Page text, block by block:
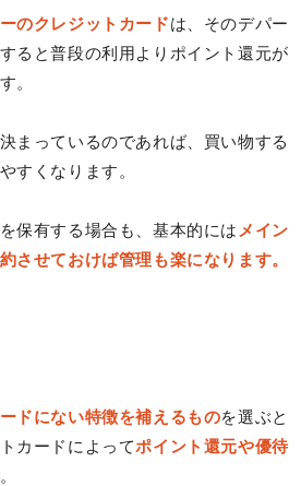
のクレジットカードは、そのデパー
ると普段の利用よりポイント還元が
。
まっているのであれば、買い物する
すくなります。
保有する場合も、基本的には メイン
させておけば管理も楽になります。
ドにない特徴を補えるものを選ぶと
カードによってポイント還元や優待